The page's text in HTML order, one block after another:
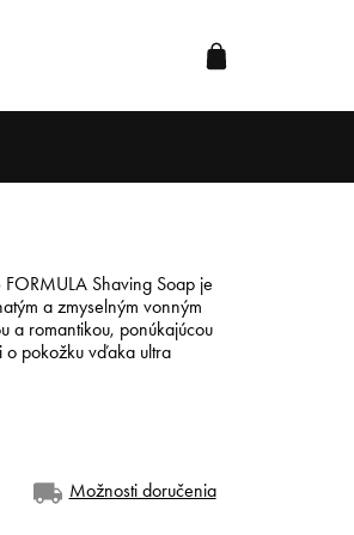
Možnosti doručenia
Shaving Soap je
a zmyselným vonným
a romantikou, ponúkajúcou
o pokožku vďaka ultra